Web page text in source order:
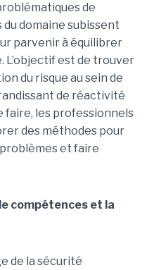
de
domaine subissent
parvenir à équilibrer
L’objectif est de trouver
du risque au sein de
de réactivité
faire, les professionnels
des méthodes pour
et faire
compétences et la
de la sécurité